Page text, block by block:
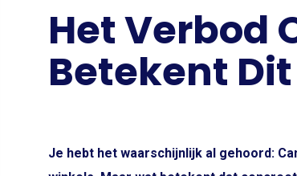
Het Verbod
Betekent
Je hebt het waarschijnlijk al gehoord: